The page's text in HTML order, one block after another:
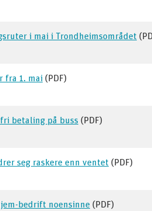
i mai i Trondheimsområdet
fra 1. mai (PDF)
betaling på buss (PDF)
seg raskere enn ventet (PDF)
bedrift noensinne (PDF)